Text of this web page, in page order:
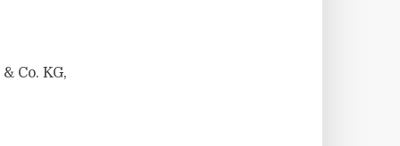
Co. KG,